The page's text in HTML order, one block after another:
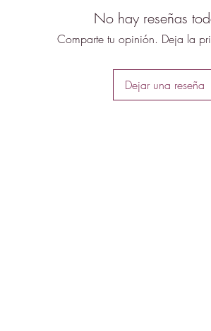
No hay reseñas
Comparte tu opinión. Deja la
Dejar una reseña